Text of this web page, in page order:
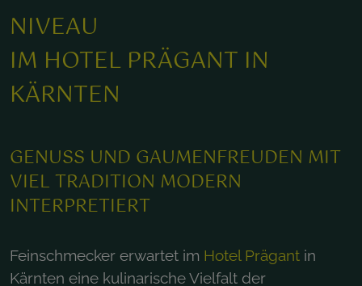
NIVEAU
IM HOTEL PRÄGANT IN
KÄRNTEN
GENUSS UND GAUMENFREUDEN MIT
VIEL TRADITION MODERN
INTERPRETIERT
Feinschmecker erwartet im Hotel Prägant in
Kärnten eine kulinarische Vielfalt der